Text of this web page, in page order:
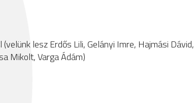
lesz Erdős Lili, Gelányi Imre, Hajmási Dávid,
Mikolt, Varga Ádám)